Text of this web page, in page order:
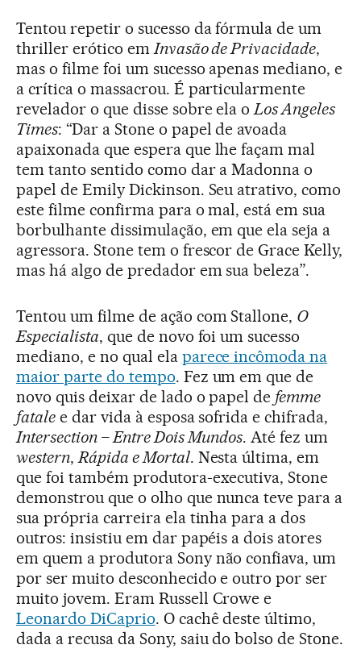
Tentou repetir o sucesso da fórmula de um
thriller erótico em Invasão de Privacidade,
mas o filme foi um sucesso apenas mediano, e
a crítica o massacrou. É particularmente
revelador o que disse sobre ela o Los Angeles
Times: “Dar a Stone o papel de avoada
apaixonada que espera que lhe façam mal
tem tanto sentido como dar a Madonna o
papel de Emily Dickinson. Seu atrativo, como
este filme confirma para o mal, está em sua
borbulhante dissimulação, em que ela seja a
agressora. Stone tem o frescor de Grace Kelly,
mas há algo de predador em sua beleza”.
Tentou um filme de ação com Stallone, O
Especialista, que de novo foi um sucesso
mediano, e no qual ela parece incômoda na
maior parte do tempo. Fez um em que de
novo quis deixar de lado o papel de femme
fatalee dar vida à esposa sofrida e chifrada,
Intersection – Entre Dois Mundos. Até fez um
western, Rápida e Mortal. Nesta última, em
que foi também produtora-executiva, Stone
demonstrou que o olho que nunca teve para a
sua própria carreira ela tinha para a dos
outros: insistiu em dar papéis a dois atores
em quem a produtora Sony não confiava, um
por ser muito desconhecido e outro por ser
muito jovem. Eram Russell Crowe e
Leonardo DiCaprio. O cachê deste último,
dada a recusa da Sony, saiu do bolso de Stone.